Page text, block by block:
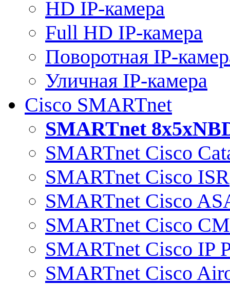
HD IP-камера
Full HD IP-камера
Поворотная IP-
Уличная IP-камера
Cisco SMARTnet
SMARTnet
SMARTnet Cisco
SMARTnet Cisco ISR
SMARTnet Cisco
SMARTnet Cisco
SMARTnet Cisco IP
SMARTnet Cisco